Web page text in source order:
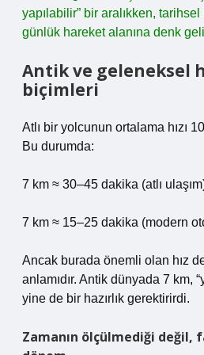
yapılabilir” bir aralıkken,
günlük hareket alanına denk
Antik ve geleneksel
biçimleri
Atlı bir yolcunun ortalama hızı
Bu durumda:
7 km ≈ 30–45 dakika (atlı
7 km ≈ 15–25 dakika (modern
Ancak burada önemli olan hız
anlamıdır. Antik dünyada 7 km,
yine de bir hazırlık gerektirirdi.
Zamanın ölçülmediği değil,